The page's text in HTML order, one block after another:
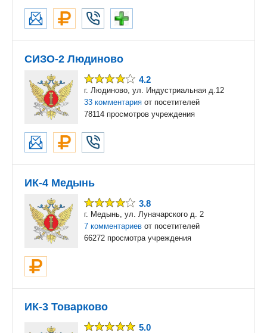
СИЗО-2 Людиново
4.2
г. Людиново, ул. Индустриальная д.12
33 комментария от посетителей
78114 просмотров учреждения
ИК-4 Медынь
3.8
г. Медынь, ул. Луначарского д. 2
7 комментариев от посетителей
66272 просмотра учреждения
ИК-3 Товарково
5.0